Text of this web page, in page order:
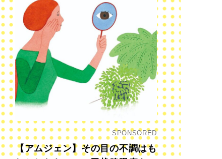
SPONSORED
【アムジェン】その目の不調はも